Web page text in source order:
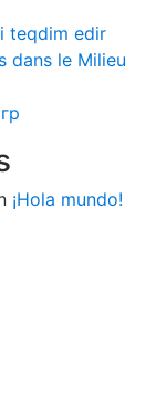
teqdim edir
dans le Milieu
¡Hola mundo!